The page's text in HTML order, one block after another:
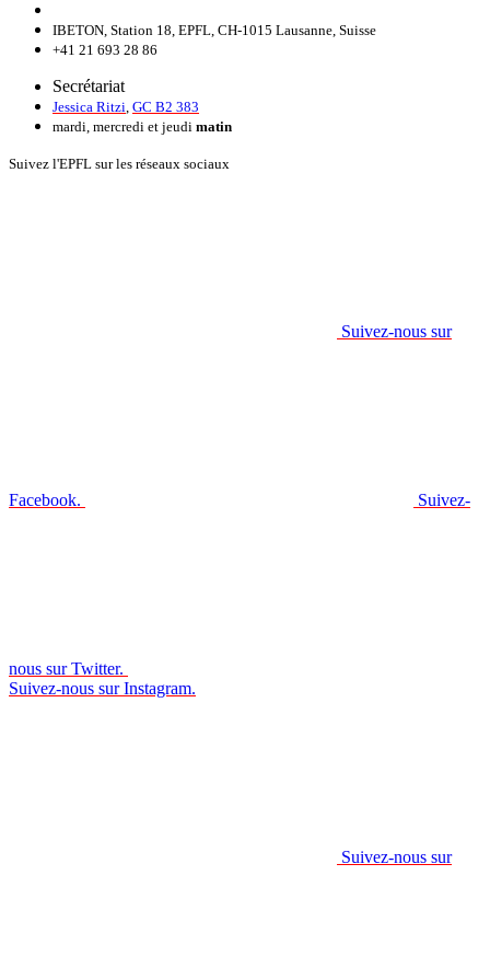
IBETON, Station 18, EPFL, CH-1015 Lausanne, Suisse
+41 21 693 28 86
Secrétariat
Jessica Ritzi GC B2 383
mardi, mercredi et jeudi matin
Suivez l'EPFL sur les réseaux sociaux
Suivez-nous sur
Facebook. Suivez-
nous sur Twitter.
Suivez-nous sur Instagram.
Suivez-nous sur